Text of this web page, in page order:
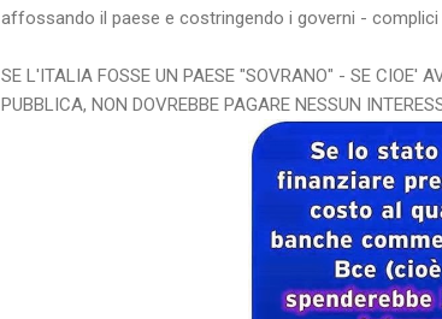
affossando il paese e costringendo i governi - complici
SE L'ITALIA FOSSE UN PAESE "SOVRANO" - SE CIOE'
PUBBLICA, NON DOVREBBE PAGARE NESSUN